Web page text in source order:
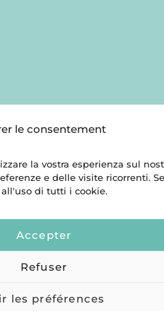
le consentement
la vostra esperienza sul
e delle visite ricorrenti.
all'uso di tutti i cookie.
Accepter
Refuser
les préférences